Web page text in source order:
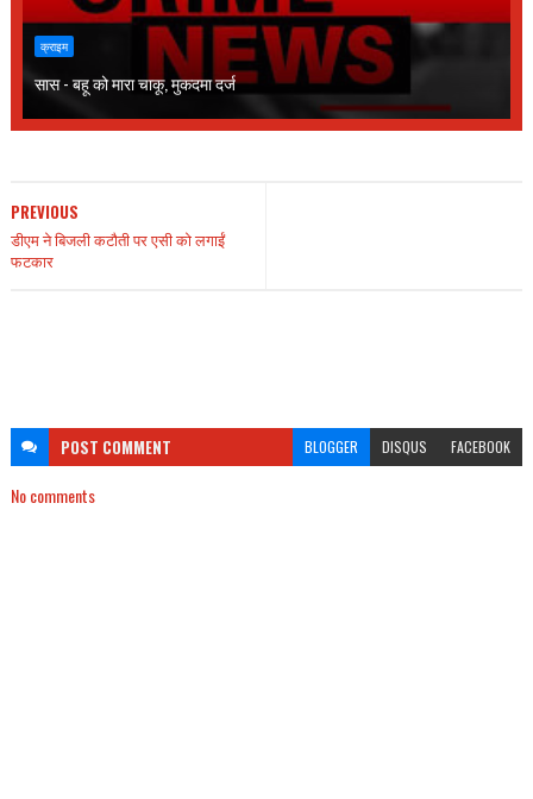
क्राइम
सास - बहू को मारा चाकू, मुकदमा दर्ज
PREVIOUS
डीएम ने बिजली कटौती पर एसी को लगाईं
फटकार
POST COMMENT BLOGGER DISQUS FACEBOOK
No comments